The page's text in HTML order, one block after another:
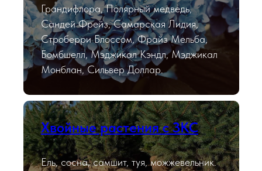
Грандифлора, Полярный медведь,
Сандей Фрейз, Самарская Лидия,
Строберри Блоссом, Фрайз Мельба,
Бомбшелл, Мэджикал Кэндл, Мэджикал
Монблан, Сильвер Доллар.
Хвойные растения с ЗКС
Ель, сосна, самшит, туя, можжевельник.